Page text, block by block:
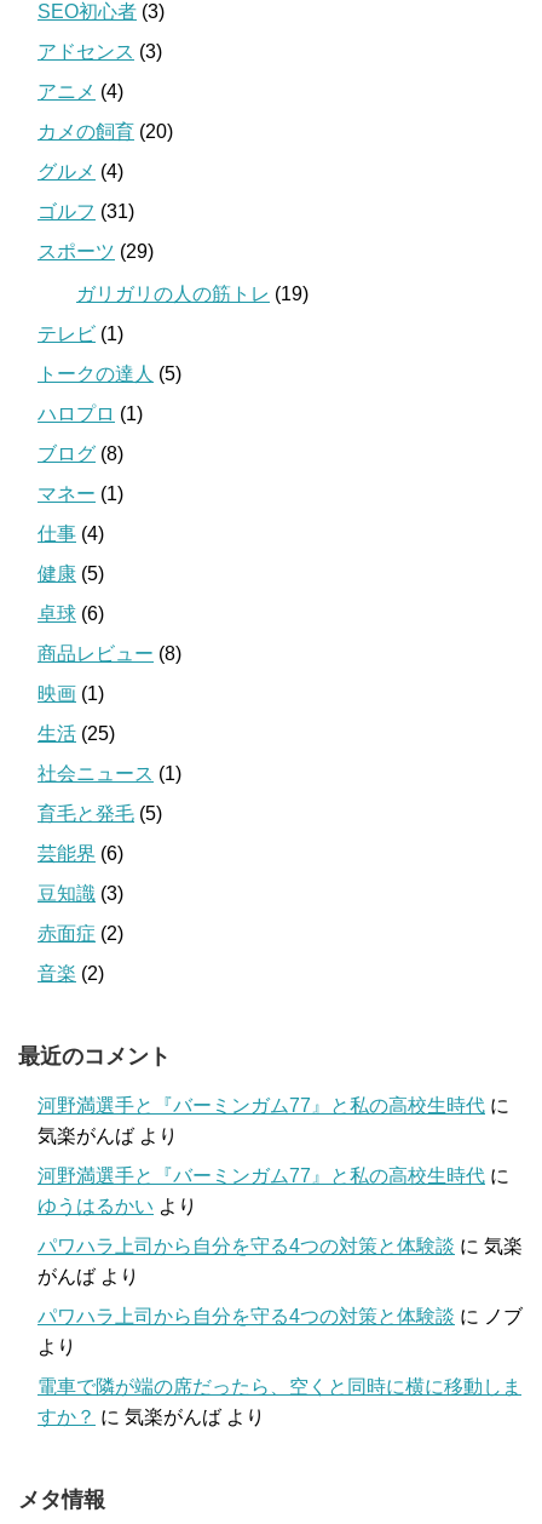
SEO初心者 (3)
アドセンス (3)
アニメ (4)
カメの飼育 (20)
グルメ (4)
ゴルフ (31)
スポーツ (29)
ガリガリの人の筋トレ (19)
テレビ (1)
トークの達人 (5)
ハロプロ (1)
ブログ (8)
マネー (1)
仕事 (4)
健康 (5)
卓球 (6)
商品レビュー (8)
映画 (1)
生活 (25)
社会ニュース (1)
育毛と発毛 (5)
芸能界 (6)
豆知識 (3)
赤面症 (2)
音楽 (2)
最近のコメント
河野満選手と『バーミンガム77』と私の高校生時代 に
気楽がんば より
河野満選手と『バーミンガム77』と私の高校生時代 に
ゆうはるかい より
パワハラ上司から自分を守る4つの対策と体験談 に 気楽
がんば より
パワハラ上司から自分を守る4つの対策と体験談 に ノブ
より
電車で隣が端の席だったら、空くと同時に横に移動しま
すか？ に 気楽がんば より
メタ情報